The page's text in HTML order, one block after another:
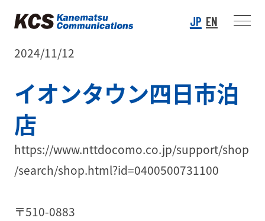
JP EN
2024/11/12
イオンタウン四日市泊
店
https://www.nttdocomo.co.jp/support/shop
/search/shop.html?id=0400500731100
〒510-0883